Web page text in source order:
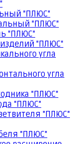
"ПЛЮС"
"ПЛЮС"
"ПЛЮС"
"ПЛЮС"
угла
угла
"ПЛЮС"
"ПЛЮС"
"ПЛЮС"
"ПЛЮС"